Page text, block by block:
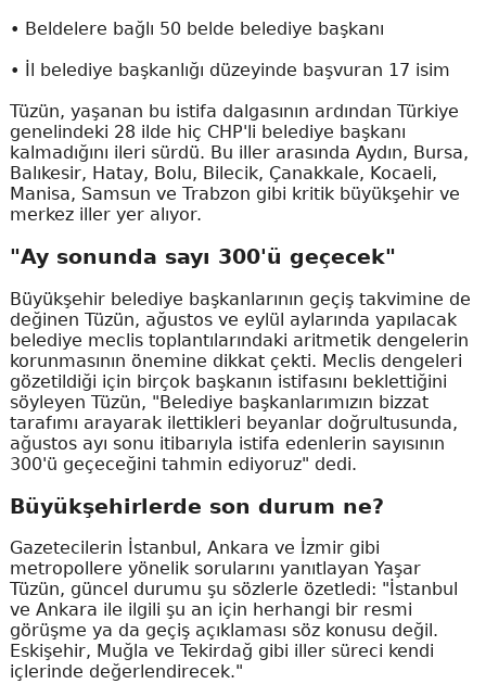
• Beldelere bağlı 50 belde belediye başkanı
• İl belediye başkanlığı düzeyinde başvuran 17 isim
Tüzün, yaşanan bu istifa dalgasının ardından Türkiye
genelindeki 28 ilde hiç CHP'li belediye başkanı
kalmadığını ileri sürdü. Bu iller arasında Aydın, Bursa,
Balıkesir, Hatay, Bolu, Bilecik, Çanakkale, Kocaeli,
Manisa, Samsun ve Trabzon gibi kritik büyükşehir ve
merkez iller yer alıyor.
"Ay sonunda sayı 300'ü geçecek"
Büyükşehir belediye başkanlarının geçiş takvimine de
değinen Tüzün, ağustos ve eylül aylarında yapılacak
belediye meclis toplantılarındaki aritmetik dengelerin
korunmasının önemine dikkat çekti. Meclis dengeleri
gözetildiği için birçok başkanın istifasını beklettiğini
söyleyen Tüzün, "Belediye başkanlarımızın bizzat
tarafımı arayarak ilettikleri beyanlar doğrultusunda,
ağustos ayı sonu itibarıyla istifa edenlerin sayısının
300'ü geçeceğini tahmin ediyoruz" dedi.
Büyükşehirlerde son durum ne?
Gazetecilerin İstanbul, Ankara ve İzmir gibi
metropollere yönelik sorularını yanıtlayan Yaşar
Tüzün, güncel durumu şu sözlerle özetledi: "İstanbul
ve Ankara ile ilgili şu an için herhangi bir resmi
görüşme ya da geçiş açıklaması söz konusu değil.
Eskişehir, Muğla ve Tekirdağ gibi iller süreci kendi
içlerinde değerlendirecek."